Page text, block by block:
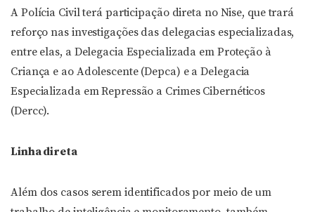
A Polícia Civil terá participação direta no Nise, que trará
reforço nas investigações das delegacias especializadas,
entre elas, a Delegacia Especializada em Proteção à
Criança e ao Adolescente (Depca) e a Delegacia
Especializada em Repressão a Crimes Cibernéticos
(Dercc).
Linha direta
Além dos casos serem identificados por meio de um